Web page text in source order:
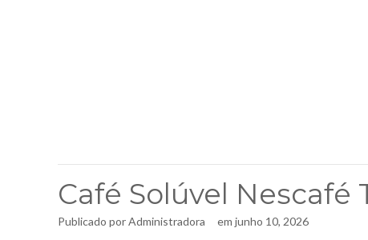
Café Solúvel Nescafé
Publicado porAdministradora em junho 10, 2026